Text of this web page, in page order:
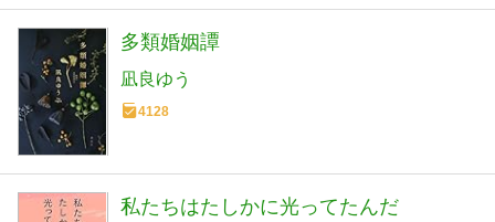
多類婚姻譚
凪良ゆう
4128
私たちはたしかに光ってたんだ